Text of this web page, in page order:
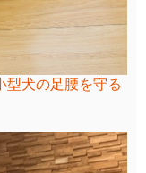
型犬の足腰を守る